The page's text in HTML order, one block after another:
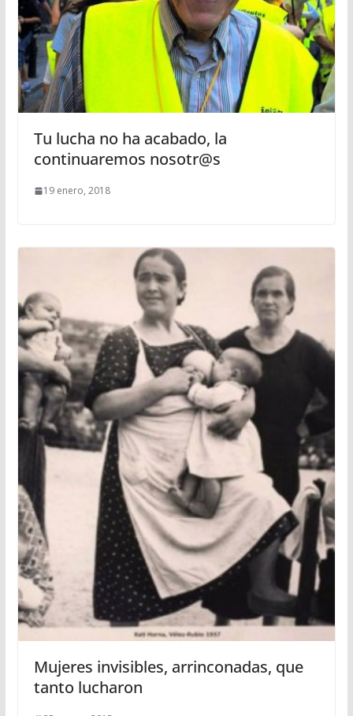
Tu lucha no ha acabado, la
continuaremos nosotr@s
19 enero, 2018
Mujeres invisibles, arrinconadas, que
tanto lucharon